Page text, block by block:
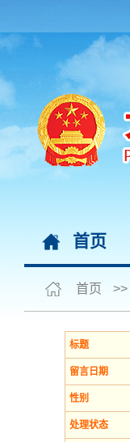
首页
首页 >>
标题
留言日期
性别
处理状态